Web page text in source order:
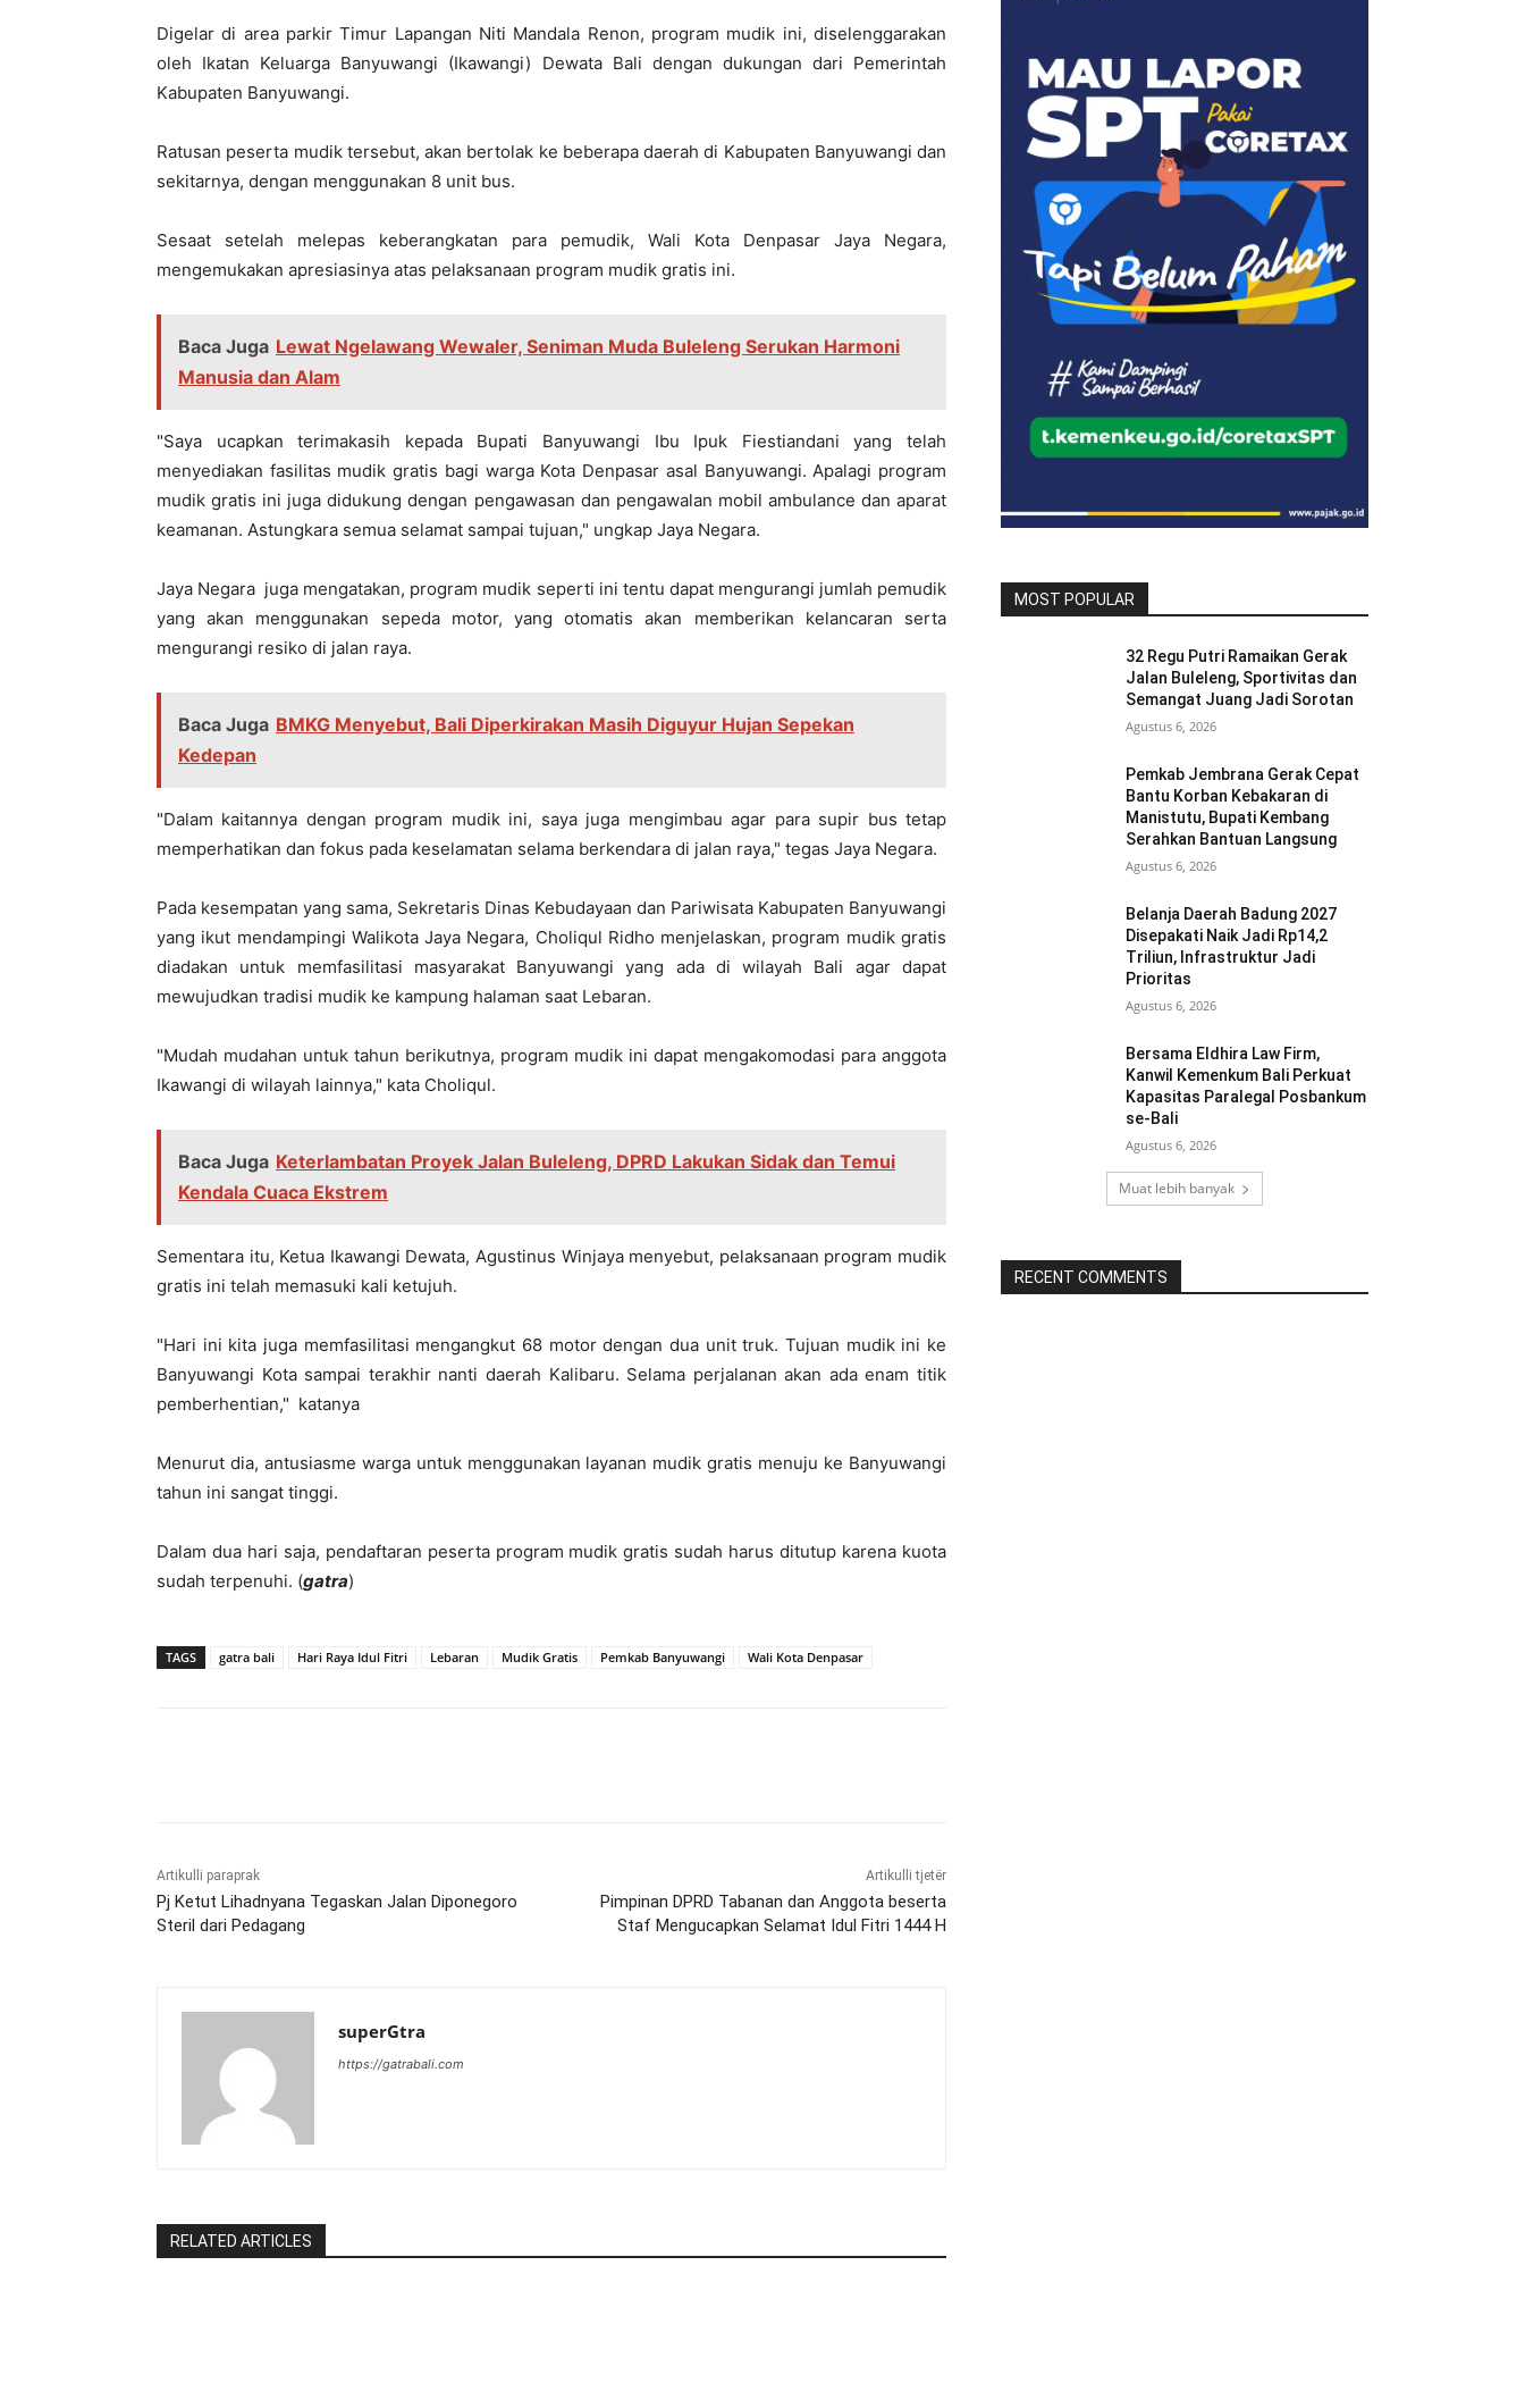
Digelar di area parkir Timur Lapangan Niti Mandala Renon, program mudik ini, diselenggarakan
oleh Ikatan Keluarga Banyuwangi (Ikawangi) Dewata Bali dengan dukungan dari Pemerintah
Kabupaten Banyuwangi.
Ratusan peserta mudik tersebut, akan bertolak ke beberapa daerah di Kabupaten Banyuwangi dan
sekitarnya, dengan menggunakan 8 unit bus.
Sesaat setelah melepas keberangkatan para pemudik, Wali Kota Denpasar Jaya Negara,
mengemukakan apresiasinya atas pelaksanaan program mudik gratis ini.
Baca Juga Lewat Ngelawang Wewaler, Seniman Muda Buleleng Serukan Harmoni
Manusia dan Alam
"Saya ucapkan terimakasih kepada Bupati Banyuwangi Ibu Ipuk Fiestiandani yang telah
menyediakan fasilitas mudik gratis bagi warga Kota Denpasar asal Banyuwangi. Apalagi program
mudik gratis ini juga didukung dengan pengawasan dan pengawalan mobil ambulance dan aparat
keamanan. Astungkara semua selamat sampai tujuan," ungkap Jaya Negara.
Jaya Negara juga mengatakan, program mudik seperti ini tentu dapat mengurangi jumlah pemudik
yang akan menggunakan sepeda motor, yang otomatis akan memberikan kelancaran serta
mengurangi resiko di jalan raya.
Baca Juga BMKG Menyebut, Bali Diperkirakan Masih Diguyur Hujan Sepekan
Kedepan
"Dalam kaitannya dengan program mudik ini, saya juga mengimbau agar para supir bus tetap
memperhatikan dan fokus pada keselamatan selama berkendara di jalan raya," tegas Jaya Negara.
Pada kesempatan yang sama, Sekretaris Dinas Kebudayaan dan Pariwisata Kabupaten Banyuwangi
yang ikut mendampingi Walikota Jaya Negara, Choliqul Ridho menjelaskan, program mudik gratis
diadakan untuk memfasilitasi masyarakat Banyuwangi yang ada di wilayah Bali agar dapat
mewujudkan tradisi mudik ke kampung halaman saat Lebaran.
"Mudah mudahan untuk tahun berikutnya, program mudik ini dapat mengakomodasi para anggota
Ikawangi di wilayah lainnya," kata Choliqul.
Baca Juga Keterlambatan Proyek Jalan Buleleng, DPRD Lakukan Sidak dan Temui
Kendala Cuaca Ekstrem
Sementara itu, Ketua Ikawangi Dewata, Agustinus Winjaya menyebut, pelaksanaan program mudik
gratis ini telah memasuki kali ketujuh.
"Hari ini kita juga memfasilitasi mengangkut 68 motor dengan dua unit truk. Tujuan mudik ini ke
Banyuwangi Kota sampai terakhir nanti daerah Kalibaru. Selama perjalanan akan ada enam titik
pemberhentian," katanya
Menurut dia, antusiasme warga untuk menggunakan layanan mudik gratis menuju ke Banyuwangi
tahun ini sangat tinggi.
Dalam dua hari saja, pendaftaran peserta program mudik gratis sudah harus ditutup karena kuota
sudah terpenuhi. (gatra)
TAGS gatra bali Hari Raya Idul Fitri Lebaran Mudik Gratis Pemkab Banyuwangi Wali Kota Denpasar
Artikulli paraprak
Pj Ketut Lihadnyana Tegaskan Jalan Diponegoro
Steril dari Pedagang
Artikulli tjetër
Pimpinan DPRD Tabanan dan Anggota beserta
Staf Mengucapkan Selamat Idul Fitri 1444 H
superGtra
https://gatrabali.com
RELATED ARTICLES
MOST POPULAR
32 Regu Putri Ramaikan Gerak
Jalan Buleleng, Sportivitas dan
Semangat Juang Jadi Sorotan
Agustus 6, 2026
Pemkab Jembrana Gerak Cepat
Bantu Korban Kebakaran di
Manistutu, Bupati Kembang
Serahkan Bantuan Langsung
Agustus 6, 2026
Belanja Daerah Badung 2027
Disepakati Naik Jadi Rp14,2
Triliun, Infrastruktur Jadi
Prioritas
Agustus 6, 2026
Bersama Eldhira Law Firm,
Kanwil Kemenkum Bali Perkuat
Kapasitas Paralegal Posbankum
se-Bali
Agustus 6, 2026
Muat lebih banyak
RECENT COMMENTS